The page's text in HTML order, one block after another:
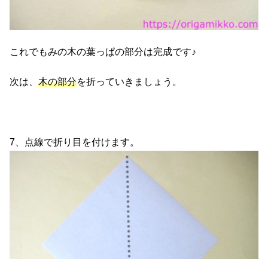
これでもみの木の葉っぱの部分は完成です♪
次は、 木の部分を折っていきましょう。
7、点線で折り目を付けます。